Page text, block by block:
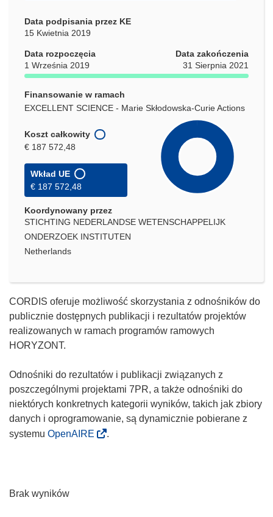
Data podpisania przez KE
15 Kwietnia 2019
Data rozpoczęcia
1 Września 2019
Data zakończenia
31 Sierpnia 2021
Finansowanie w ramach
EXCELLENT SCIENCE - Marie Skłodowska-Curie Actions
Koszt całkowity
€ 187 572,48
Wkład UE
€ 187 572,48
Koordynowany przez
STICHTING NEDERLANDSE WETENSCHAPPELIJK
ONDERZOEK INSTITUTEN
Netherlands
CORDIS oferuje możliwość skorzystania z odnośników do
publicznie dostępnych publikacji i rezultatów projektów
realizowanych w ramach programów ramowych
HORYZONT.
Odnośniki do rezultatów i publikacji związanych z
poszczególnymi projektami 7PR, a także odnośniki do
niektórych konkretnych kategorii wyników, takich jak zbiory
danych i oprogramowanie, są dynamicznie pobierane z
systemu OpenAIRE .
Brak wyników